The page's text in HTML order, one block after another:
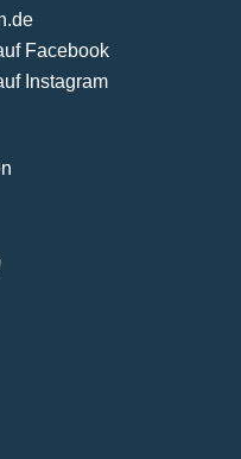
Facebook
Instagram